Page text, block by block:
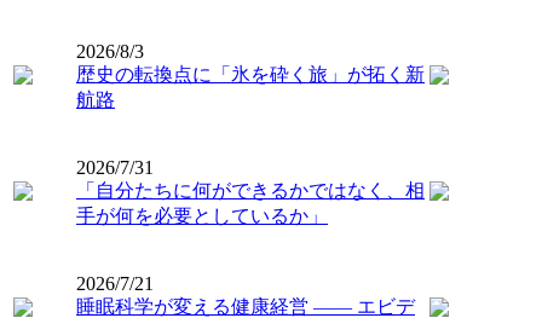
2026/8/3
歴史の転換点に「氷を砕く旅」が拓く新
航路
2026/7/31
「自分たちに何ができるかではなく、相
手が何を必要としているか」
2026/7/21
睡眠科学が変える健康経営 ―― エビデ